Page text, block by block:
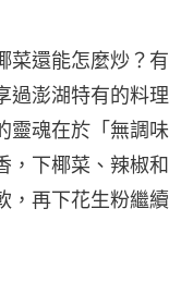
菜還能怎麼炒？有
過澎湖特有的料理
靈魂在於「無調味
，下椰菜、辣椒和
，再下花生粉繼續